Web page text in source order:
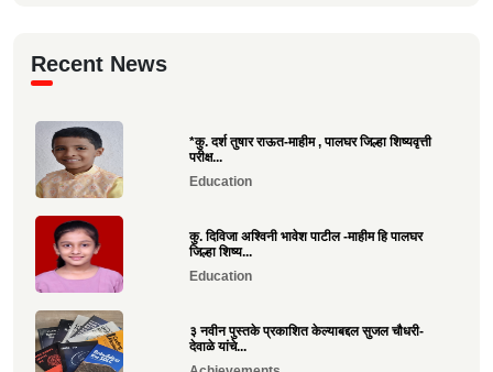
Recent News
*कु. दर्श तुषार राऊत-माहीम , पालघर जिल्हा शिष्यवृत्ती
परीक्ष...
Education
कु. दिविजा अश्विनी भावेश पाटील -माहीम हि पालघर
जिल्हा शिष्य...
Education
३ नवीन पुस्तके प्रकाशित केल्याबद्दल सुजल चौधरी-
देवाळे यांचे...